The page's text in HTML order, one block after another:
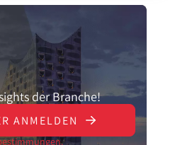
der Branche!
ANMELDEN